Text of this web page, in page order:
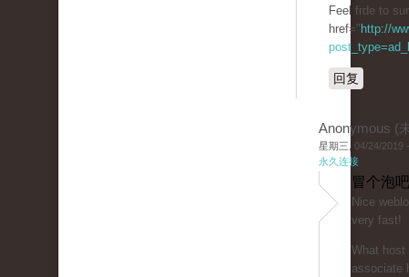
Feel frde to
href=" http://
回复
Anonymous (
星期三, 04/24/2019
永久连接
冒个泡
Niϲe
very fast!
What host
associаte